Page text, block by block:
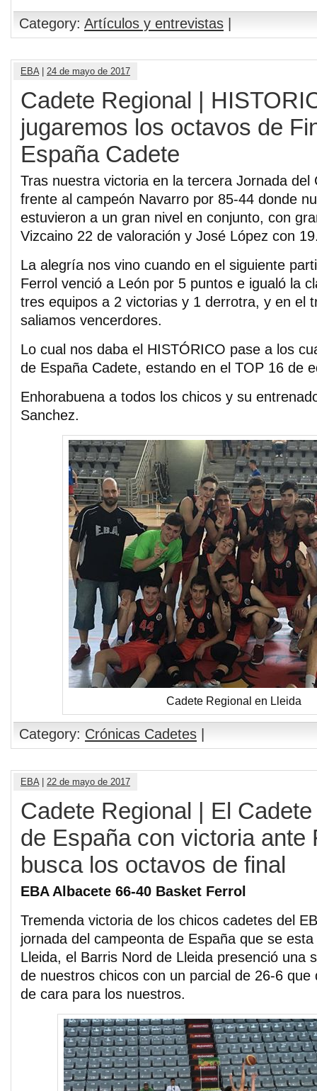
Category: Artículos y entrevistas |
EBA | 24 de mayo de 2017
Cadete Regional |
jugaremos los octavos de
España Cadete
Tras nuestra victoria en la tercera Jornada del
frente al campeón Navarro por 85-44 donde
estuvieron a un gran nivel en conjunto, con
Vizcaino 22 de valoración y José López con
La alegría nos vino cuando en el siguiente
Ferrol venció a León por 5 puntos e igualó la
tres equipos a 2 victorias y 1 derrotra, y en el
saliamos vencerdores.
Lo cual nos daba el HISTÓRICO pase a los
de España Cadete, estando en el TOP 16 de
Enhorabuena a todos los chicos y su
Sanchez.
Cadete Regional en Lleida
Category: Crónicas Cadetes |
EBA | 22 de mayo de 2017
Cadete Regional | El
de España con victoria ante
busca los octavos de final
EBA Albacete 66-40 Basket Ferrol
Tremenda victoria de los chicos cadetes del
jornada del campeonta de España que se
Lleida, el Barris Nord de Lleida presenció una
de nuestros chicos con un parcial de 26-6 que
de cara para los nuestros.